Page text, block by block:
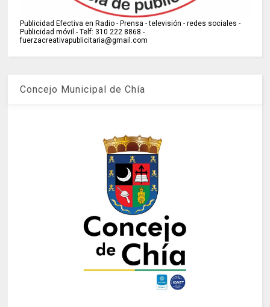
Publicidad Efectiva en Radio - Prensa - televisión - redes sociales -
Publicidad móvil - Telf: 310 222 8868 -
fuerzacreativapublicitaria@gmail.com
Concejo Municipal de Chía